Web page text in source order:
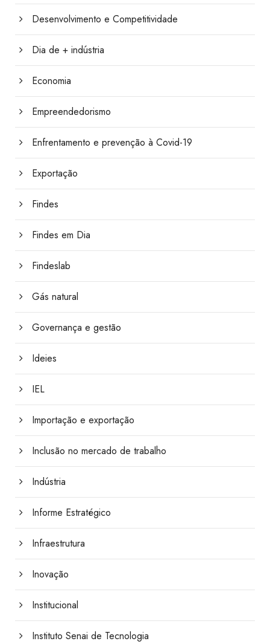
Desenvolvimento e Competitividade
Dia de + indústria
Economia
Empreendedorismo
Enfrentamento e prevenção à Covid-19
Exportação
Findes
Findes em Dia
Findeslab
Gás natural
Governança e gestão
Ideies
IEL
Importação e exportação
Inclusão no mercado de trabalho
Indústria
Informe Estratégico
Infraestrutura
Inovação
Institucional
Instituto Senai de Tecnologia